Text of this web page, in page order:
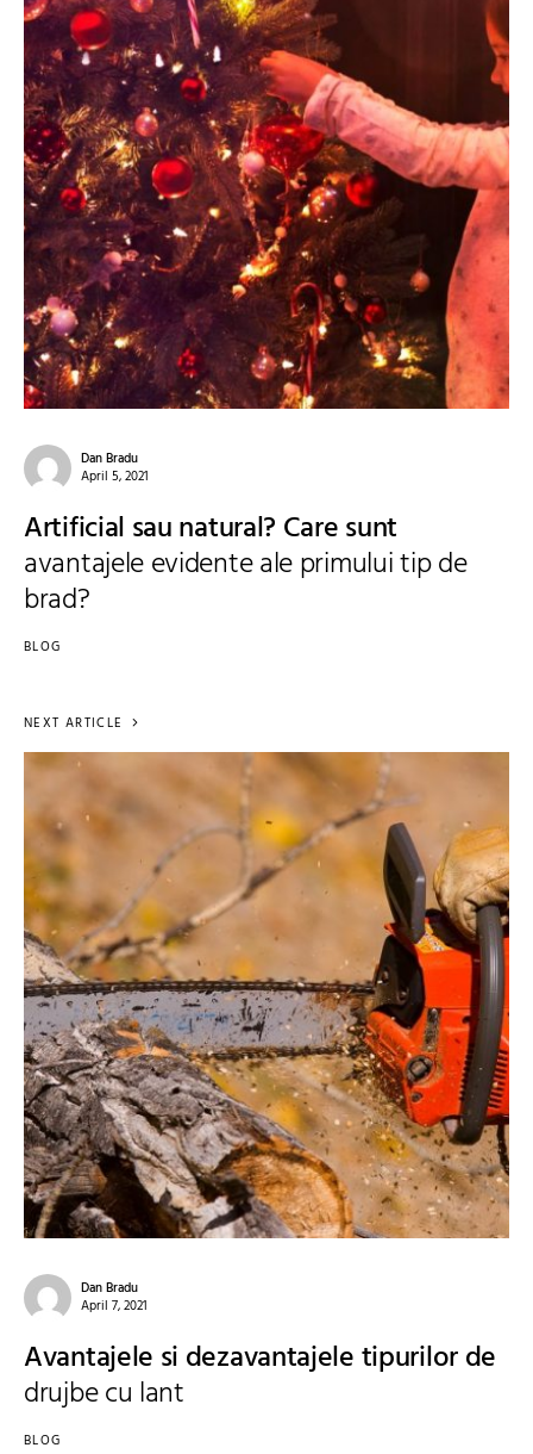
Dan Bradu
April 5, 2021
Artificial sau natural? Care sunt
avantajele evidente ale primului tip de
brad?
BLOG
NEXT ARTICLE
Dan Bradu
April 7, 2021
Avantajele si dezavantajele tipurilor de
drujbe cu lant
BLOG